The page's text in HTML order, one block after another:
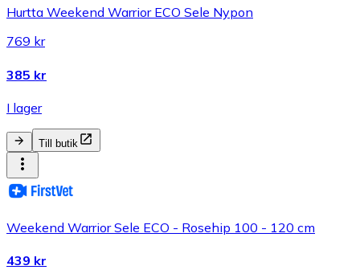
Hurtta Weekend Warrior ECO Sele Nypon
769 kr
385 kr
I lager
Till butik
Weekend Warrior Sele ECO - Rosehip 100 - 120 cm
439 kr